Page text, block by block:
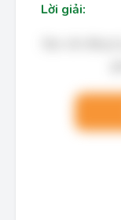
Lời giải: